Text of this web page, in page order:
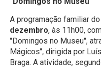
A programação familiar
dezembro, às 11h00,
"Domingos no Museu",
Mágicos", dirigida por
Braga. A atividade,